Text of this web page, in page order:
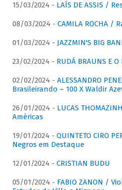
15/03/2024 - LAÍS DE ASSIS /
08/03/2024 - CAMILA ROCHA /
01/03/2024 - JAZZMIN'S BIG
23/02/2024 - RUDÁ BRAUNS E O
02/02/2024 - ALESSANDRO
Brasileirando – 100 X Waldir
26/01/2024 - LUCAS
Américas
19/01/2024 - QUINTETO CIRO
Negros em Destaque
12/01/2024 - CRISTIAN BUDU
05/01/2024 - FABIO ZANON /